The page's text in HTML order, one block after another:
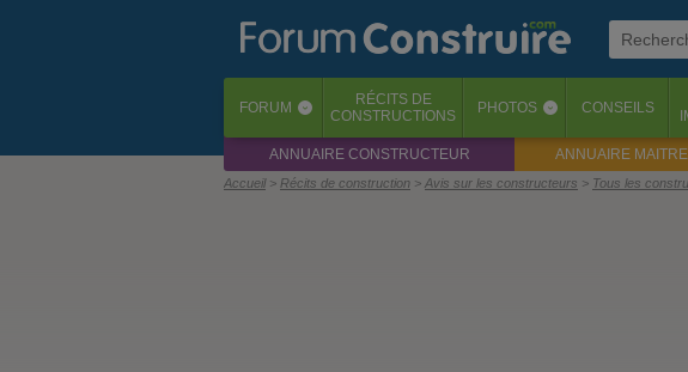
FORUM ‹ RÉCITS DE
CONSTRUCTIONS
PHOTOS ‹ CONSEILS
ANNUAIRE CONSTRUCTEUR ANNUAIRE
Accueil Récits de construction Avis sur les constructeurs Tous les